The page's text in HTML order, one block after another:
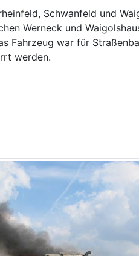
Schwanfeld und
Werneck und
Fahrzeug war für
werden.